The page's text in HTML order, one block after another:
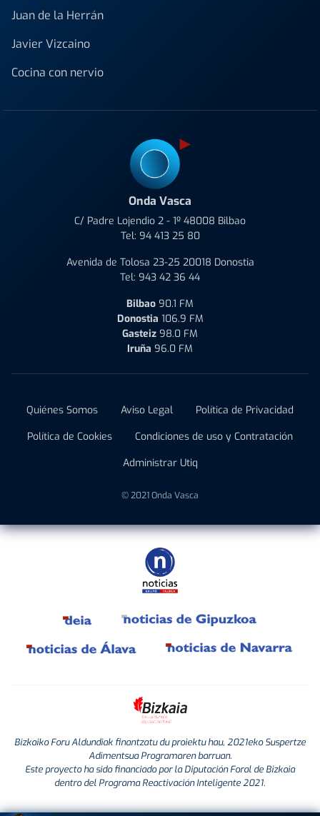
Juan de la Herrán
Javier Vizcaino
Cocina con nervio
Onda Vasca
C/ Padre Lojendio 2 - 1º 48008 Bilbao
Tel: 94 413 25 80
Avenida de Tolosa 23-25 20018 Donostia
Tel: 943 42 36 44
Bilbao 90.1 FM
Donostia 106.9 FM
Gasteiz 98.0 FM
Iruña 96.0 FM
Quiénes Somos Aviso Legal
Política de Privacidad
Política de Cookies
Condiciones de uso y Contratación
Administrar Utiq
© 2021 Onda Vasca
Bizkaiko Foru Aldundiak finantzatu du proiektu hau, 2021eko Suspertze
Adimentsua Programaren barruan.
Este proyecto ha sido financiado por la Diputación Foral de Bizkaia
dentro del Programa Reactivación Inteligente 2021.